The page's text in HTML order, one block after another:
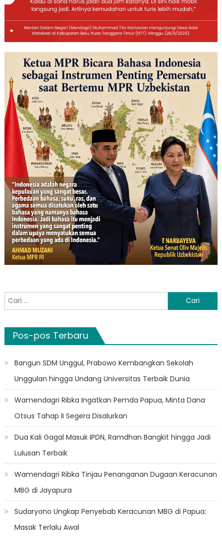
Cari
untuk:
Pos-pos Terbaru
Bangun SDM Unggul, Prabowo Kembangkan Sekolah
Unggulan hingga Undang Universitas Terbaik Dunia
Wamendagri Ribka Ingatkan Pemda Papua, Minta Dana
Otsus Tahap II Segera Disalurkan
Dua Kali Gagal Masuk IPDN, Ramdhan Bangkit hingga Jadi
Lulusan Terbaik
Wamendagri Ribka Tinjau Penanganan Dugaan Keracunan
MBG di Jayapura
Sudaryono Ungkap Penyebab Keracunan MBG di Papua:
Masak Terlalu Awal